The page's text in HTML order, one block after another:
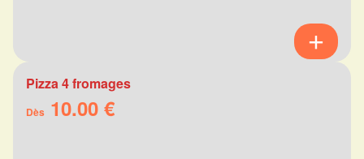
Pizza 4 fromages
Dès 10.00 €